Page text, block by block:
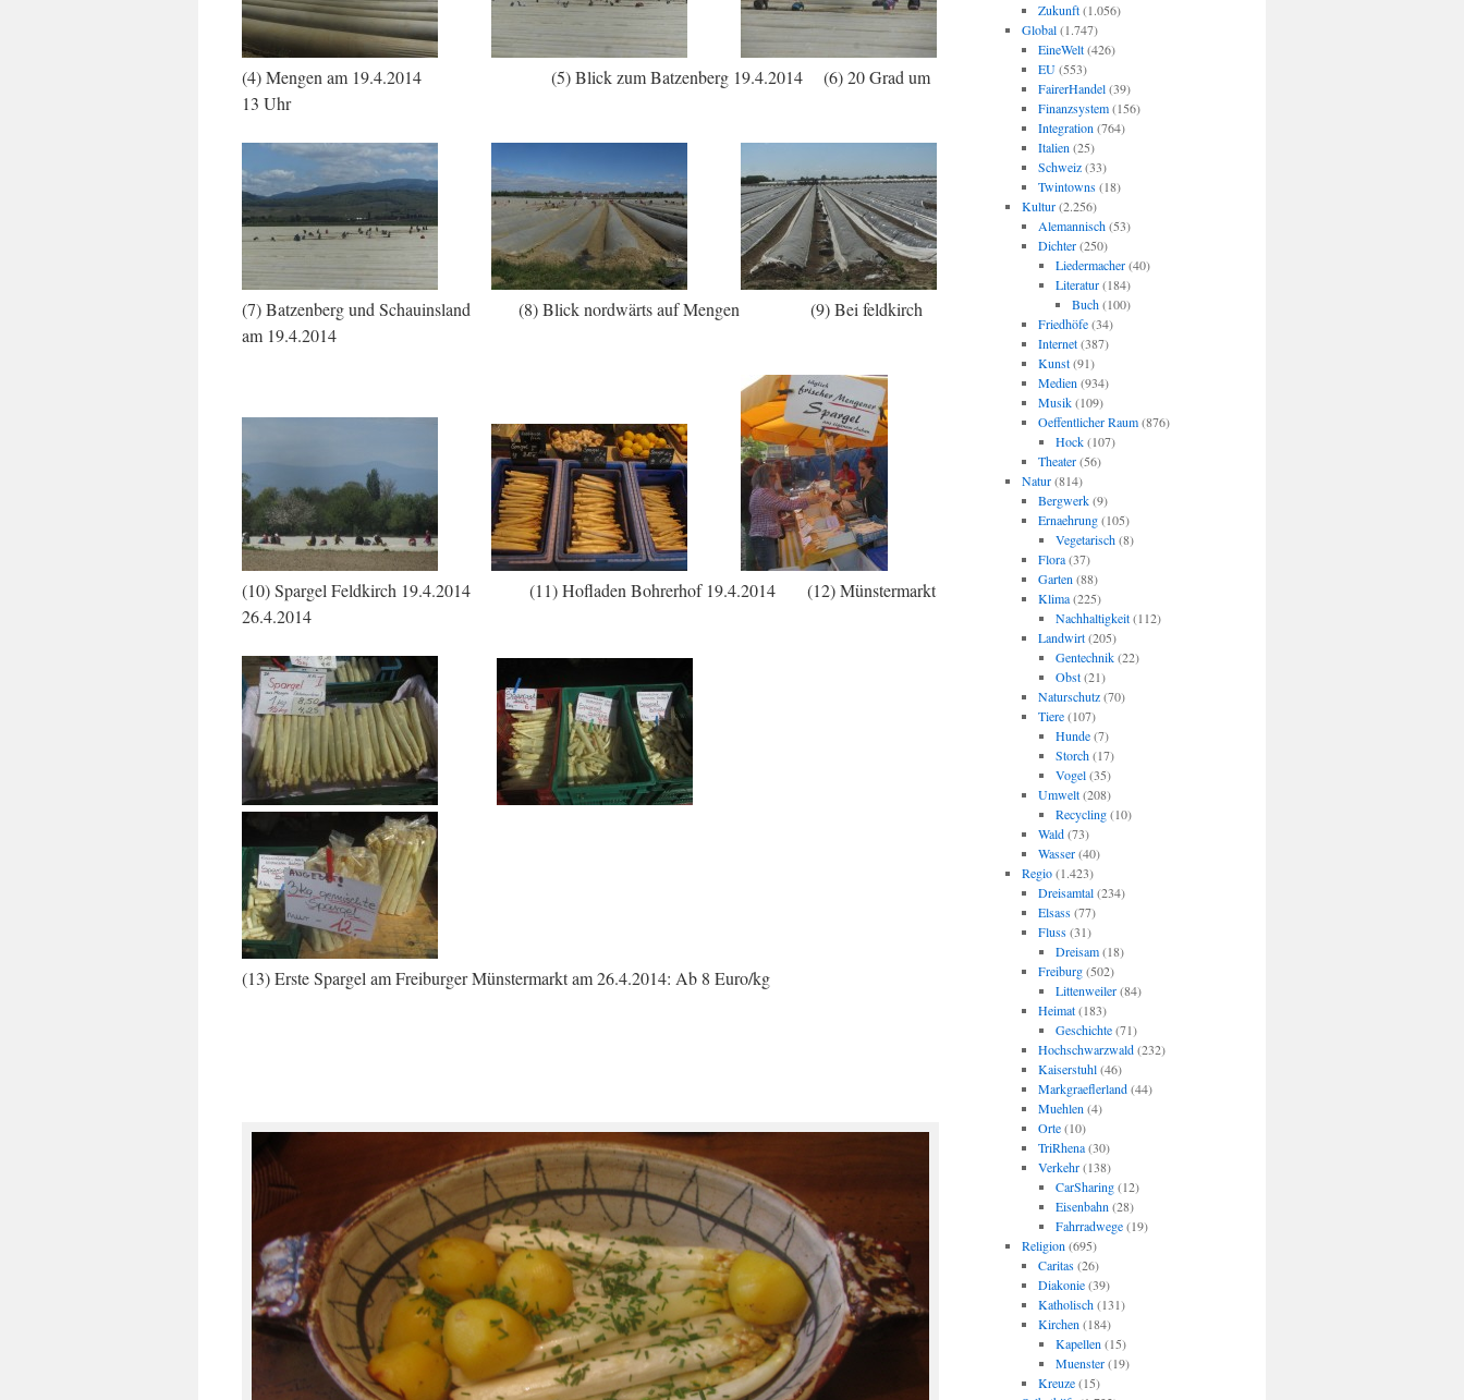
(4) Mengen am 19.4.2014 (5) Blick zum Batzenberg 19.4.2014 (6) 20 Grad um
13 Uhr
(7) Batzenberg und Schauinsland (8) Blick nordwärts auf Mengen (9) Bei feldkirch
am 19.4.2014
(10) Spargel Feldkirch 19.4.2014 (11) Hofladen Bohrerhof 19.4.2014 (12) Münstermarkt
26.4.2014
(13) Erste Spargel am Freiburger Münstermarkt am 26.4.2014: Ab 8 Euro/kg
Zukunft(1.056)
Global(1.747)
EineWelt(426)
EU(553)
FairerHandel(39)
Finanzsystem(156)
Integration (764)
Italien (25)
Schweiz(33)
Twintowns(18)
Kultur(2.256)
Alemannisch(53)
Dichter(250)
Liedermacher(40)
Literatur(184)
Buch(100)
Friedhöfe(34)
Internet(387)
Kunst(91)
Medien (934)
Musik(109)
Oeffentlicher Raum(876)
Hock(107)
Theater(56)
Natur(814)
Bergwerk(9)
Ernaehrung(105)
Vegetarisch(8)
Flora(37)
Garten (88)
Klima(225)
Nachhaltigkeit(112)
Landwirt(205)
Gentechnik(22)
Obst(21)
Naturschutz(70)
Tiere(107)
Hunde(7)
Storch(17)
Vogel(35)
Umwelt(208)
Recycling(10)
Wald(73)
Wasser(40)
Regio(1.423)
Dreisamtal(234)
Elsass(77)
Fluss(31)
Dreisam(18)
Freiburg(502)
Littenweiler(84)
Heimat(183)
Geschichte(71)
Hochschwarzwald(232)
Kaiserstuhl(46)
Markgraeflerland(44)
Muehlen (4)
Orte(10)
TriRhena(30)
Verkehr(138)
CarSharing(12)
Eisenbahn (28)
Fahrradwege(19)
Religion (695)
Caritas(26)
Diakonie(39)
Katholisch(131)
Kirchen (184)
Kapellen (15)
Muenster(19)
Kreuze(15)